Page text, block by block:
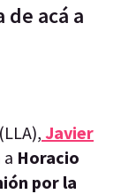
acá a
Javier
Horacio
por la